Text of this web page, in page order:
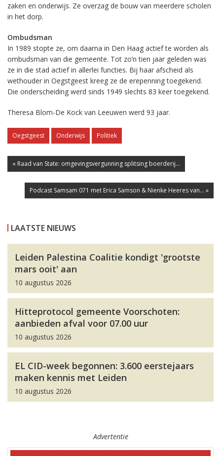
zaken en onderwijs. Ze overzag de bouw van meerdere scholen
in het dorp.
Ombudsman
In 1989 stopte ze, om daarna in Den Haag actief te worden als
ombudsman van die gemeente. Tot zo’n tien jaar geleden was
ze in die stad actief in allerlei functies. Bij haar afscheid als
wethouder in Oegstgeest kreeg ze de erepenning toegekend.
Die onderscheiding werd sinds 1949 slechts 83 keer toegekend.
Theresa Blom-De Kock van Leeuwen werd 93 jaar.
Oegstgeest Onderwijs Politiek
« Raad van State: omgevingsvergunning splitsing boerderij...
Podcast Samsam 071 met Erica Samson & Nienke Heeres van... »
LAATSTE NIEUWS
Leiden Palestina Coalitie kondigt 'grootste
mars ooit' aan
10 augustus 2026
Hitteprotocol gemeente Voorschoten:
aanbieden afval voor 07.00 uur
10 augustus 2026
EL CID-week begonnen: 3.600 eerstejaars
maken kennis met Leiden
10 augustus 2026
Advertentie